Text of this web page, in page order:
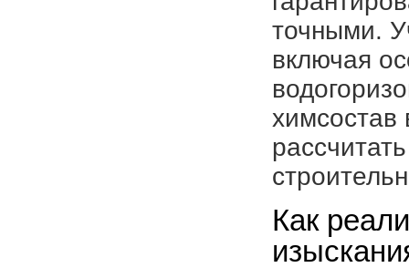
точными.
включая
химсостав
Как